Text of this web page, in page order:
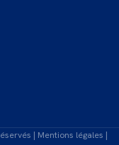
| Mentions légales |